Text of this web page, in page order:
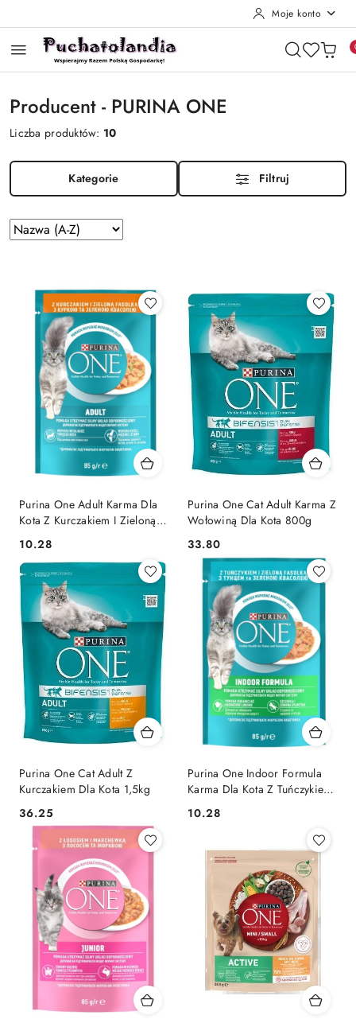
Moje konto
Producent - PURINA ONE
Liczba produktów: 10
Kategorie Filtruj
Zastosowano
sortowanie:
Sortuj
według
Purina One Adult Karma Dla
Kota Z Kurczakiem I Zieloną
Fasolką 85g
Cena:
10.28
Purina One Cat Adult Karma Z
Wołowiną Dla Kota 800g
Cena:
33.80
Purina One Cat Adult Z
Kurczakiem Dla Kota 1,5kg
Cena:
36.25
Purina One Indoor Formula
Karma Dla Kota Z Tuńczykiem
Cena:
10.28